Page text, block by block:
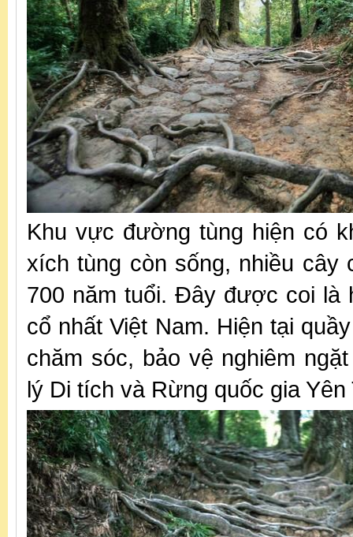
Khu vực đường tùng hiện có
xích tùng còn sống, nhiều cây
700 năm tuổi. Đây được coi là
cổ nhất Việt Nam. Hiện tại
chăm sóc, bảo vệ nghiêm
lý Di tích và Rừng quốc gia Yên